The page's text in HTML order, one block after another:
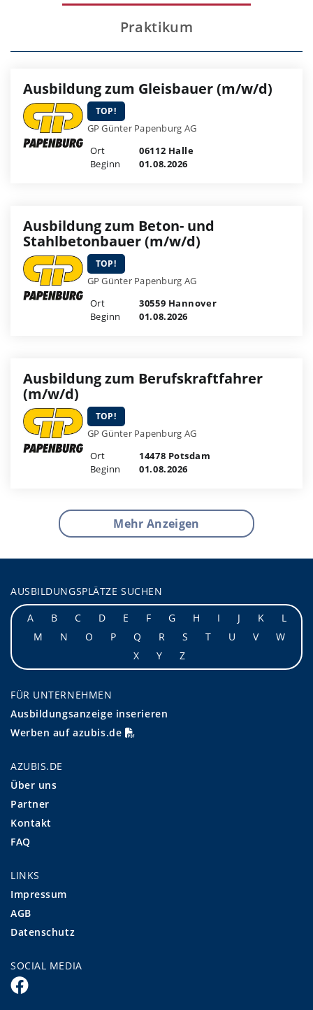
Praktikum
Ausbildung zum Gleisbauer (m/w/d)
TOP!
GP Günter Papenburg AG
Ort
06112 Halle
Beginn
01.08.2026
Ausbildung zum Beton- und
Stahlbetonbauer (m/w/d)
TOP!
GP Günter Papenburg AG
Ort
30559 Hannover
Beginn
01.08.2026
Ausbildung zum Berufskraftfahrer
(m/w/d)
TOP!
GP Günter Papenburg AG
Ort
14478 Potsdam
Beginn
01.08.2026
Mehr Anzeigen
AUSBILDUNGSPLÄTZE SUCHEN
A
B C D E F G H I J K
L
M
N O P Q R S T U V
W
X
Y Z
FÜR UNTERNEHMEN
Ausbildungsanzeige inserieren
Werben auf azubis.de
AZUBIS.DE
Über uns
Partner
Kontakt
FAQ
LINKS
Impressum
AGB
Datenschutz
SOCIAL MEDIA